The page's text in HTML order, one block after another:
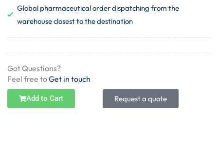
Global pharmaceutical order dispatching from the
warehouse closest to the destination
Got Questions?
Feel free toGet in touch
Add to Cart Request a quote